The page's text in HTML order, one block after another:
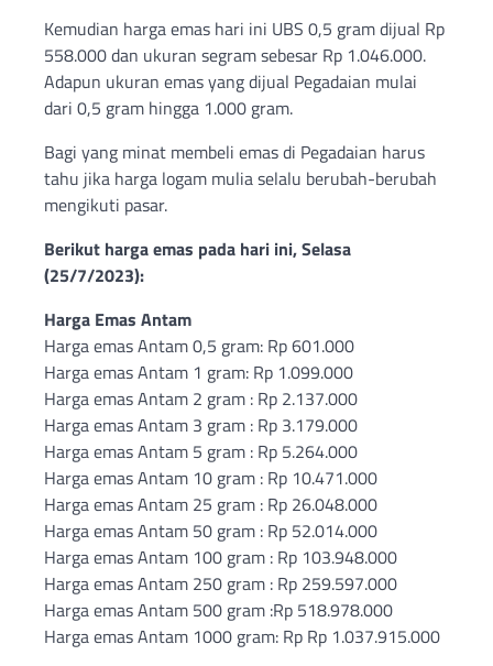
Kemudian harga emas hari ini UBS 0,5 gram dijual Rp
558.000 dan ukuran segram sebesar Rp 1.046.000.
Adapun ukuran emas yang dijual Pegadaian mulai
dari 0,5 gram hingga 1.000 gram.
Bagi yang minat membeli emas di Pegadaian harus
tahu jika harga logam mulia selalu berubah-berubah
mengikuti pasar.
Berikut harga emas pada hari ini, Selasa
(25/7/2023):
Harga Emas Antam
Harga emas Antam 0,5 gram: Rp 601.000
Harga emas Antam 1 gram: Rp 1.099.000
Harga emas Antam 2 gram : Rp 2.137.000
Harga emas Antam 3 gram : Rp 3.179.000
Harga emas Antam 5 gram : Rp 5.264.000
Harga emas Antam 10 gram : Rp 10.471.000
Harga emas Antam 25 gram : Rp 26.048.000
Harga emas Antam 50 gram : Rp 52.014.000
Harga emas Antam 100 gram : Rp 103.948.000
Harga emas Antam 250 gram : Rp 259.597.000
Harga emas Antam 500 gram :Rp 518.978.000
Harga emas Antam 1000 gram: Rp Rp 1.037.915.000